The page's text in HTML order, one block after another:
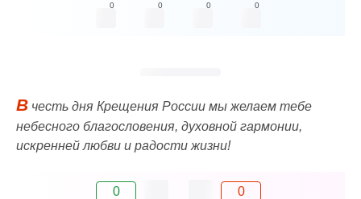
0 0 0 0
В честь дня Крещения России мы желаем тебе
небесного благословения, духовной гармонии,
искренней любви и радости жизни!
0 0